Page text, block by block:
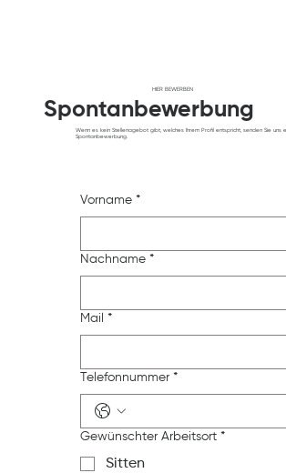
HIER BEWERBEN
Spontanbewerbung
Wenn es kein Stellenagebot gibt, welches Ihrem Profil entspricht, senden Sie uns
Spontanbewerbung.
Vorname *
Nachname *
Mail *
Telefonnummer *
Gewünschter Arbeitsort *
Sitten